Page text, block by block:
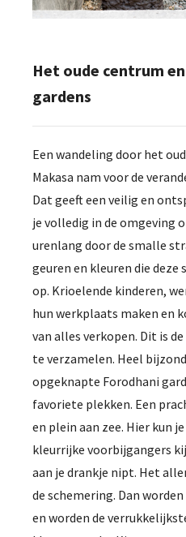
Het oude centrum
gardens
Een wandeling door het
Makasa nam voor de
Dat geeft een veilig en
je volledig in de omgeving
urenlang door de smalle
geuren en kleuren die deze
op. Krioelende kinderen,
hun werkplaats maken en
van alles verkopen. Dit is
te verzamelen. Heel
opgeknapte Forodhani
favoriete plekken. Een
en plein aan zee. Hier kun
kleurrijke voorbijgangers
aan je drankje nipt. Het
de schemering. Dan
en worden de